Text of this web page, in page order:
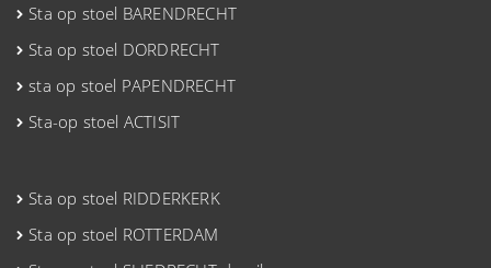
Sta op stoel BARENDRECHT
Sta op stoel DORDRECHT
sta op stoel PAPENDRECHT
Sta-op stoel ACTISIT
Sta op stoel RIDDERKERK
Sta op stoel ROTTERDAM